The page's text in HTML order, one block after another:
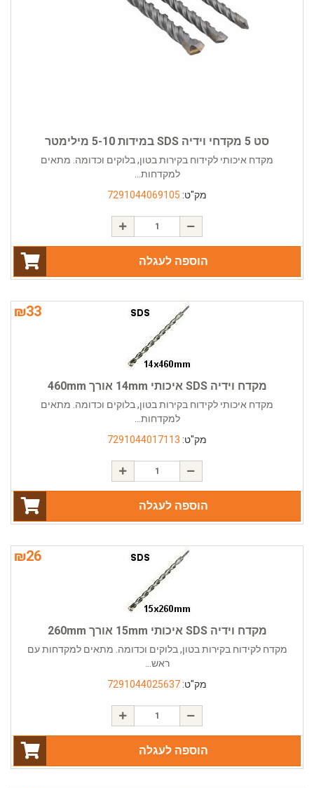
סט 5 מקדחי וידיה SDS במידות 5-10 מילימטר
מקדח איכותי לקידוח בקירות בטון, בלוקים וכדומה. מתאים
למקדחות...
מק"ט: 7291044069105
הוספה לעגלה
₪33
מקדח וידיה SDS איכותי 14mm אורך 460mm
מקדח איכותי לקידוח בקירות בטון, בלוקים וכדומה. מתאים
למקדחות...
מק"ט: 7291044017113
הוספה לעגלה
₪26
מקדח וידיה SDS איכותי 15mm אורך 260mm
מקדח לקידוח בקירות בטון, בלוקים וכדומה. מתאים למקדחות עם
ראש...
מק"ט: 7291044025637
הוספה לעגלה